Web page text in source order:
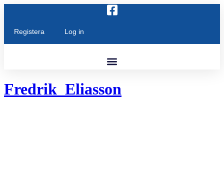
Registera Log in
Fredrik_Eliasson